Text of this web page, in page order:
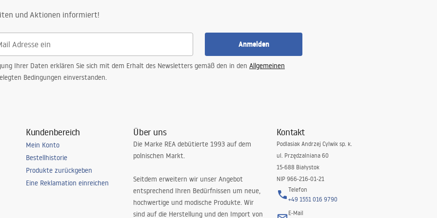
und Aktionen informiert!
Anmelden
Ihrer Daten erklären Sie sich mit dem Erhalt des Newsletters gemäß den in den Allgemeinen
Bedingungen einverstanden.
Kundenbereich
Mein Konto
Bestellhistorie
Produkte zurückgeben
Eine Reklamation einreichen
Über uns
Die Marke REA debütierte 1993 auf dem
polnischen Markt.
Seitdem erweitern wir unser Angebot
entsprechend Ihren Bedürfnissen um neue,
hochwertige und modische Produkte. Wir
sind auf die Herstellung und den Import von
Kontakt
Podlasiak Andrzej Cylwik sp. k.
ul. Przędzalniana 60
15-688 Białystok
NIP 966-216-01-21
Telefon
+49 1551 016 9790
E-Mail